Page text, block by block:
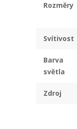
Rozměry
Svítivost
Barva
světla
Zdroj